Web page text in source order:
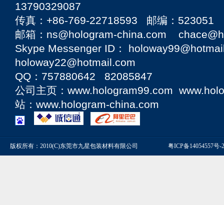
13790329087
传真：+86-769-22718593 邮编：523051
邮箱：ns@hologram-china.com
Skype Messenger ID：
holoway22@hotmail.com
QQ：757880642 82085847
公司主页： www.hologram99.com
站： www.hologram-china.com
版权所有：2010(C)东莞市九星包装材料有限公司 粤ICP备14054557号-2